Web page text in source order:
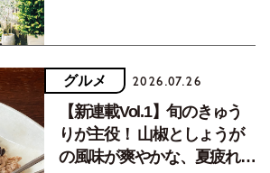
グルメ 2026.07.26
【新連載Vol.1】旬のきゅう
りが主役！ 山椒としょうが
の風味が爽やかな、夏疲れを